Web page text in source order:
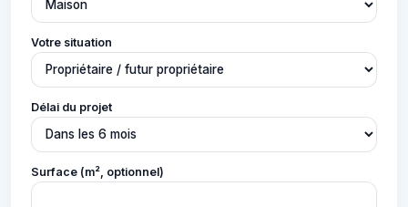
Votre situation
Délai du projet
Surface (m², optionnel)